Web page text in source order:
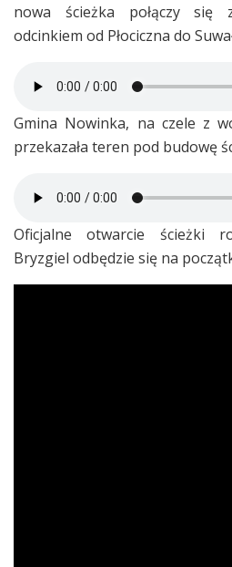
nowa ścieżka połączy się
odcinkiem od Płociczna do
Gmina Nowinka, na czele z
przekazała teren pod budowę
Oficjalne otwarcie ścieżki
Bryzgiel odbędzie się na